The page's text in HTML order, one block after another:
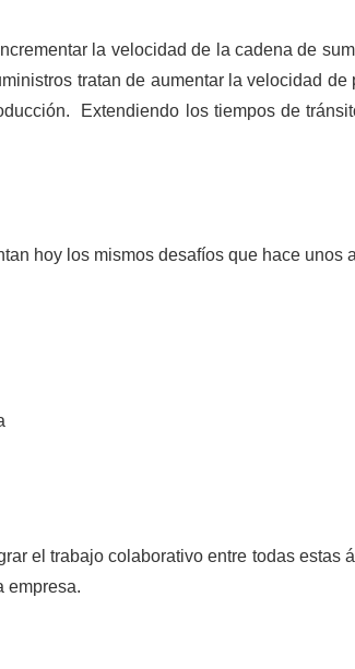
la velocidad de la cadena de
tratan de aumentar la velocidad
Extendiendo los tiempos de
hoy los mismos desafíos que hace unos
el trabajo colaborativo entre todas
empresa.